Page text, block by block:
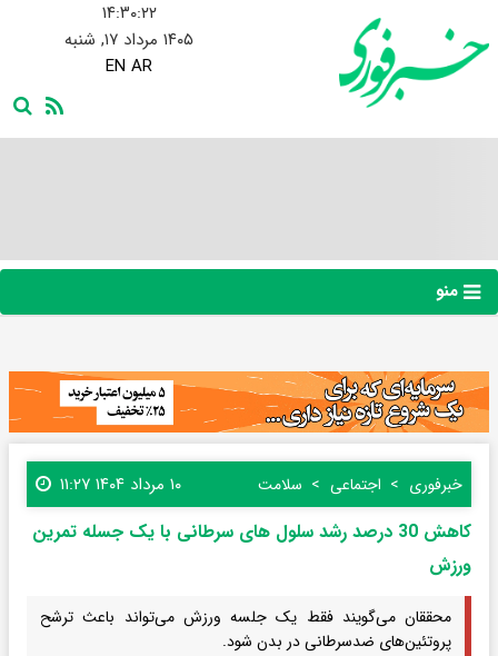
۱۴:۳۰:۲۳
۱۴۰۵ مرداد ۱۷, شنبه
EN AR
منو
خبرفوری اجتماعی سلامت ۱۰ مرداد ۱۴۰۴ ۱۱:۲۷
کاهش 30 درصد رشد سلول های سرطانی با یک جسله تمرین
ورزش
محققان می‌گویند فقط یک جلسه ورزش می‌تواند باعث ترشح
پروتئین‌های ضدسرطانی در بدن شود.